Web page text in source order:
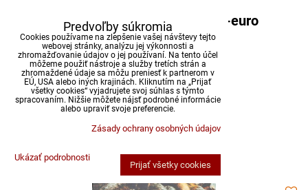
Album na slovenské zberateľské 5-euro
mince Fauna a flóra 2 (2026-2030)
Predvoľby súkromia
Cookies používame na zlepšenie vašej návštevy tejto
webovej stránky, analýzu jej výkonnosti a
zhromažďovanie údajov o jej používaní. Na tento účel
môžeme použiť nástroje a služby tretích strán a
zhromaždené údaje sa môžu preniesť k partnerom v
EÚ, USA alebo iných krajinách. Kliknutím na „Prijať
všetky cookies“ vyjadrujete svoj súhlas s týmto
spracovaním. Nižšie môžete nájsť podrobné informácie
alebo upraviť svoje preferencie.
Zásady ochrany osobných údajov
Ukázať podrobnosti
Prijať všetky cookies